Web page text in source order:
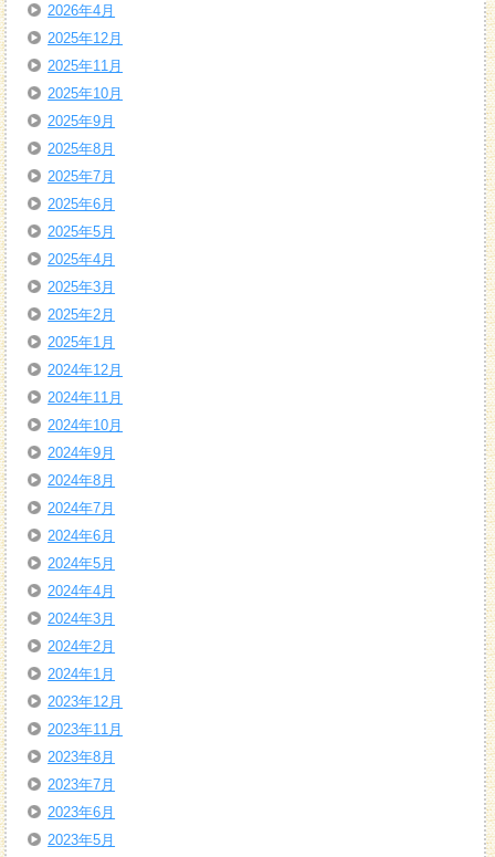
2026年4月
2025年12月
2025年11月
2025年10月
2025年9月
2025年8月
2025年7月
2025年6月
2025年5月
2025年4月
2025年3月
2025年2月
2025年1月
2024年12月
2024年11月
2024年10月
2024年9月
2024年8月
2024年7月
2024年6月
2024年5月
2024年4月
2024年3月
2024年2月
2024年1月
2023年12月
2023年11月
2023年8月
2023年7月
2023年6月
2023年5月